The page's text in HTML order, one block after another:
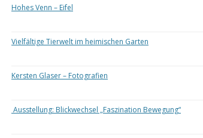
Hohes Venn – Eifel
Vielfältige Tierwelt im heimischen Garten
Kersten Glaser – Fotografien
Ausstellung: Blickwechsel „Faszination Bewegung“